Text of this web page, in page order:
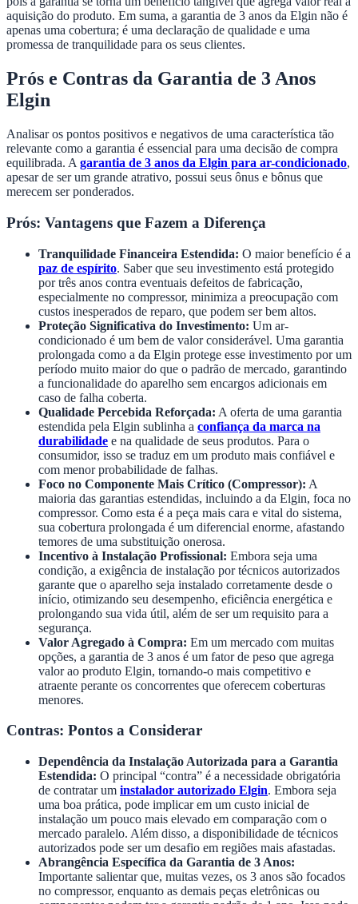
aquisição do produto. Em suma, a garantia de 3 anos da Elgin não é
apenas uma cobertura; é uma declaração de qualidade e uma
promessa de tranquilidade para os seus clientes.
Prós e Contras da Garantia de 3 Anos
Elgin
Analisar os pontos positivos e negativos de uma característica tão
relevante como a garantia é essencial para uma decisão de compra
equilibrada. A garantia de 3 anos da Elgin para ar-condicionado,
apesar de ser um grande atrativo, possui seus ônus e bônus que
merecem ser ponderados.
Prós: Vantagens que Fazem a Diferença
Tranquilidade Financeira Estendida: O maior benefício é a
paz de espírito. Saber que seu investimento está protegido
por três anos contra eventuais defeitos de fabricação,
especialmente no compressor, minimiza a preocupação com
custos inesperados de reparo, que podem ser bem altos.
Proteção Significativa do Investimento: Um ar-
condicionado é um bem de valor considerável. Uma garantia
prolongada como a da Elgin protege esse investimento por um
período muito maior do que o padrão de mercado, garantindo
a funcionalidade do aparelho sem encargos adicionais em
caso de falha coberta.
Qualidade Percebida Reforçada: A oferta de uma garantia
estendida pela Elgin sublinha a confiança da marca na
durabilidade e na qualidade de seus produtos. Para o
consumidor, isso se traduz em um produto mais confiável e
com menor probabilidade de falhas.
Foco no Componente Mais Crítico (Compressor): A
maioria das garantias estendidas, incluindo a da Elgin, foca no
compressor. Como esta é a peça mais cara e vital do sistema,
sua cobertura prolongada é um diferencial enorme, afastando
temores de uma substituição onerosa.
Incentivo à Instalação Profissional: Embora seja uma
condição, a exigência de instalação por técnicos autorizados
garante que o aparelho seja instalado corretamente desde o
início, otimizando seu desempenho, eficiência energética e
prolongando sua vida útil, além de ser um requisito para a
segurança.
Valor Agregado à Compra: Em um mercado com muitas
opções, a garantia de 3 anos é um fator de peso que agrega
valor ao produto Elgin, tornando-o mais competitivo e
atraente perante os concorrentes que oferecem coberturas
menores.
Contras: Pontos a Considerar
Dependência da Instalação Autorizada para a Garantia
Estendida: O principal “contra” é a necessidade obrigatória
de contratar um instalador autorizado Elgin. Embora seja
uma boa prática, pode implicar em um custo inicial de
instalação um pouco mais elevado em comparação com o
mercado paralelo. Além disso, a disponibilidade de técnicos
autorizados pode ser um desafio em regiões mais afastadas.
Abrangência Específica da Garantia de 3 Anos:
Importante salientar que, muitas vezes, os 3 anos são focados
no compressor, enquanto as demais peças eletrônicas ou